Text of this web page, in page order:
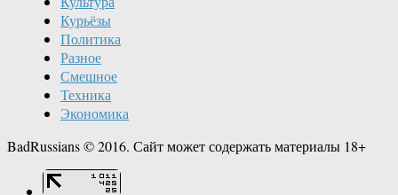
Курьёзы
Политика
Разное
Смешное
Техника
Экономика
BadRussians © 2016. Сайт может содержать материалы 18+